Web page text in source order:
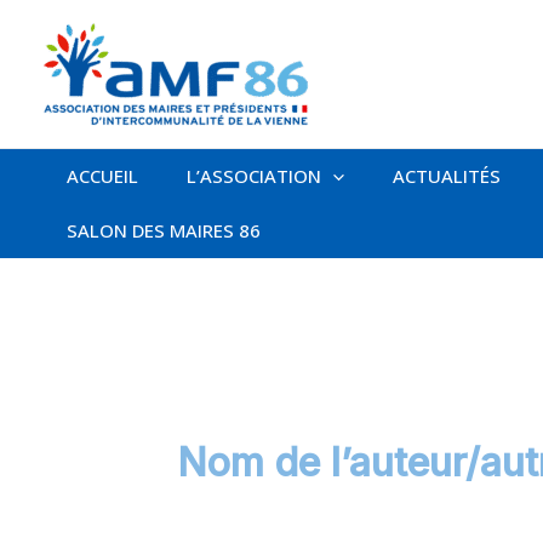
contenu
ACCUEIL L’ASSOCIATION ACTUALITÉS
SALON DES MAIRES 86
Nom de l’auteur/